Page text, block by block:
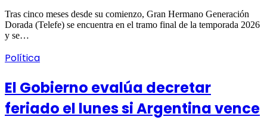
Tras cinco meses desde su comienzo, Gran Hermano Generación
Dorada (Telefe) se encuentra en el tramo final de la temporada 2026
y se…
Política
El Gobierno evalúa decretar
feriado el lunes si Argentina vence